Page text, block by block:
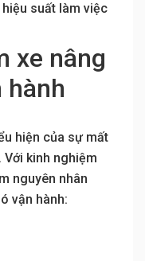
suất làm việc
xe nâng
hành
hiện của sự mất
kinh nghiệm
nguyên nhân
vận hành: